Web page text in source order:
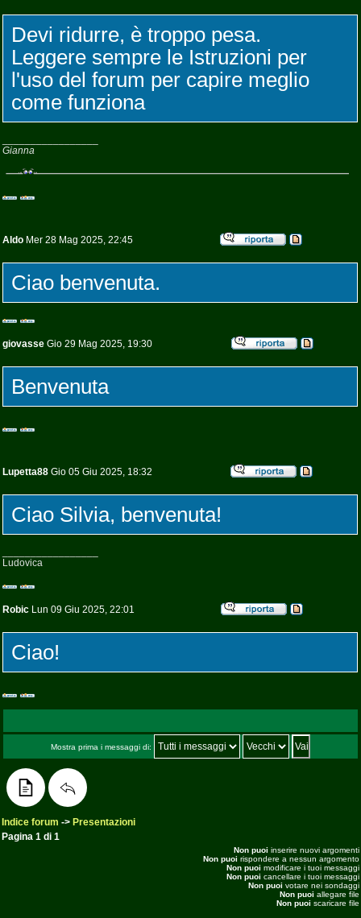
Devi ridurre, è troppo pesa.
Leggere sempre le Istruzioni per
l'uso del forum per capire meglio
come funziona
Gianna
Aldo Mer 28 Mag 2025, 22:45
Ciao benvenuta.
giovasse Gio 29 Mag 2025, 19:30
Benvenuta
Lupetta88 Gio 05 Giu 2025, 18:32
Ciao Silvia, benvenuta!
Ludovica
Robic Lun 09 Giu 2025, 22:01
Ciao!
Mostra prima i messaggi di:
Indice forum -> Presentazioni
Pagina 1 di 1
Non puoi inserire nuovi argomenti
Non puoi rispondere a nessun argomento
Non puoi modificare i tuoi messaggi
Non puoi cancellare i tuoi messaggi
Non puoi votare nei sondaggi
Non puoi allegare file
Non puoi scaricare file